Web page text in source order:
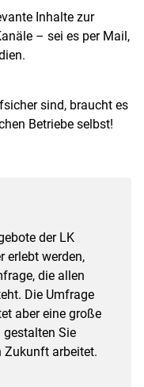
Inhalte zur
– sei es per Mail,
sind, braucht es
Betriebe selbst!
der LK
erlebt werden,
die allen
Die Umfrage
aber eine große
gestalten Sie
Zukunft arbeitet.